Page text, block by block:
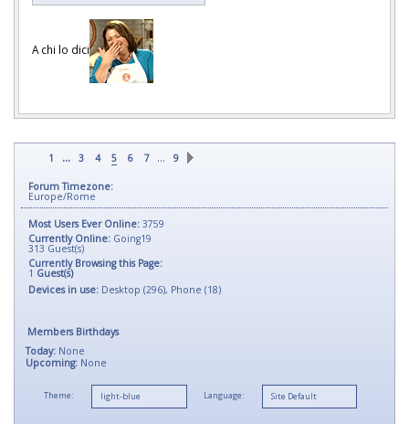
A chi lo dici
1 ... 3 4 5 6 7 … 9
Forum Timezone:
Europe/Rome
Most Users Ever Online: 3759
Currently Online: Going19
313 Guest(s)
Currently Browsing this Page:
1 Guest(s)
Devices in use: Desktop (296), Phone (18)
Members Birthdays
Today: None
Upcoming: None
Theme: Language: